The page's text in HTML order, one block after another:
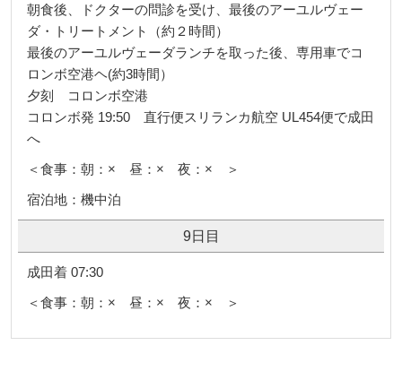
朝食後、ドクターの問診を受け、最後のアーユルヴェー
ダ・トリートメント（約２時間）
最後のアーユルヴェーダランチを取った後、専用車でコ
ロンボ空港ヘ(約3時間）
夕刻 コロンボ空港
コロンボ発 19:50 直行便スリランカ航空 UL454便で成田
へ
＜食事：朝：× 昼：× 夜：× ＞
宿泊地：機中泊
9日目
成田着 07:30
＜食事：朝：× 昼：× 夜：× ＞